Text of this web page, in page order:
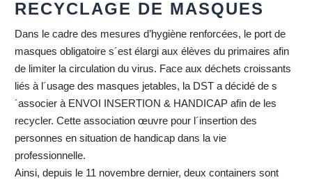
RECYCLAGE DE MASQUES
Dans le cadre des mesures d’hygiène renforcées, le port de
masques obligatoire s´est élargi aux élèves du primaires afin
de limiter la circulation du virus. Face aux déchets croissants
liés à l´usage des masques jetables, la DST a décidé de s
´associer à ENVOI INSERTION & HANDICAP afin de les
recycler. Cette association œuvre pour l´insertion des
personnes en situation de handicap dans la vie
professionnelle.
Ainsi, depuis le 11 novembre dernier, deux containers sont